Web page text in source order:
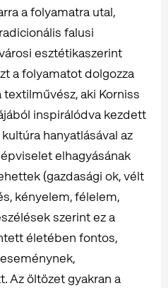
a folyamatra utal,
falusi
esztétikaszerint
a folyamatot dolgozza
aki Korniss
inspirálódva kezdett
hanyatlásával az
elhagyásának
(gazdasági ok, vélt
kényelem, félelem,
szerint ez a
életében fontos,
Az öltözet gyakran a